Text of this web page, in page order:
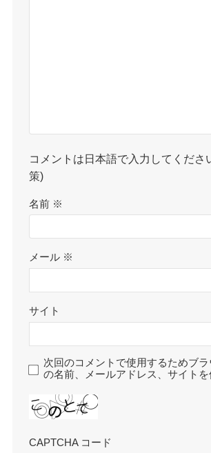
コメントは日本語で入力してくださ
策)
名前 ※
メール ※
サイト
次回のコメントで使用するためブ
の名前、メールアドレス、サイトを
CAPTCHA コード